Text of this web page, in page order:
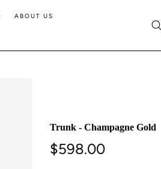
ABOUT US
Trunk - Champagne Gold
$598.00